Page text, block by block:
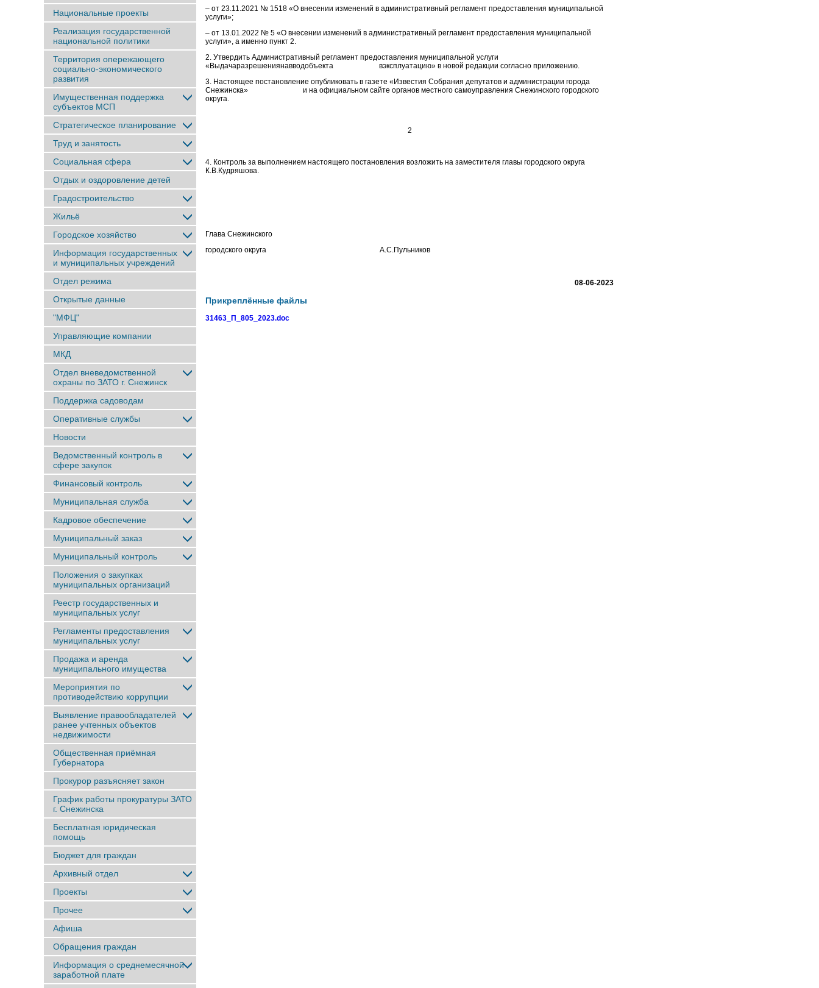
Национальные проекты
Реализация государственной
национальной политики
Территория опережающего
социально-экономического
развития
Имущественная поддержка
субъектов МСП
Стратегическое планирование
Труд и занятость
Социальная сфера
Отдых и оздоровление детей
Градостроительство
Жильё
Городское хозяйство
Информация государственных
и муниципальных учреждений
Отдел режима
Открытые данные
"МФЦ"
Управляющие компании
МКД
Отдел вневедомственной
охраны по ЗАТО г. Снежинск
Поддержка садоводам
Оперативные службы
Новости
Ведомственный контроль в
сфере закупок
Финансовый контроль
Муниципальная служба
Кадровое обеспечение
Муниципальный заказ
Муниципальный контроль
Положения о закупках
муниципальных организаций
Реестр государственных и
муниципальных услуг
Регламенты предоставления
муниципальных услуг
Продажа и аренда
муниципального имущества
Мероприятия по
противодействию коррупции
Выявление правообладателей
ранее учтенныx объектов
недвижимости
Общественная приёмная
Губернатора
Прокурор разъясняет закон
График работы прокуратуры ЗАТО
г. Снежинска
Бесплатная юридическая
помощь
Бюджет для граждан
Архивный отдел
Проекты
Прочее
Афиша
Обращения граждан
Информация о среднемесячной
заработной плате
– от 23.11.2021 № 1518 «О внесении изменений в административный регламент предоставления муниципальной
услуги»;
– от 13.01.2022 № 5 «О внесении изменений в административный регламент предоставления муниципальной
услуги», а именно пункт 2.
2. Утвердить Административный регламент предоставления муниципальной услуги
«Выдачаразрешениянавводобъекта вэксплуатацию» в новой редакции согласно приложению.
3. Настоящее постановление опубликовать в газете «Известия Собрания депутатов и администрации города
Снежинска» и на официальном сайте органов местного самоуправления Снежинского городского
округа.
2
4. Контроль за выполнением настоящего постановления возложить на заместителя главы городского округа
К.В.Кудряшова.
Глава Снежинского
городского округа А.С.Пульников
08-06-2023
Прикреплённые файлы
31463_П_805_2023.doc